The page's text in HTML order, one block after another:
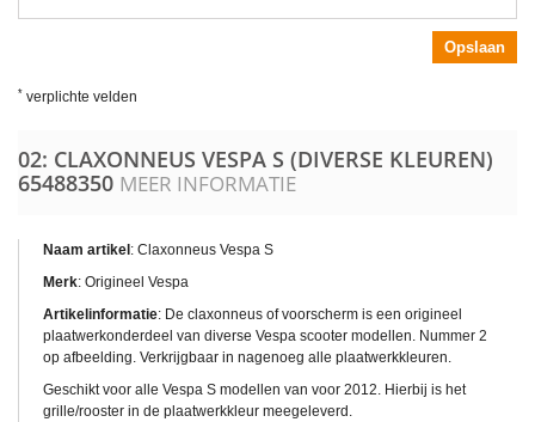
Opslaan
* verplichte velden
02: CLAXONNEUS VESPA S (DIVERSE KLEUREN)
65488350 MEER INFORMATIE
Naam artikel : Claxonneus Vespa S
Merk: Origineel Vespa
Artikelinformatie: De claxonneus of voorscherm is een origineel
plaatwerkonderdeel van diverse Vespa scooter modellen. Nummer 2
op afbeelding. Verkrijgbaar in nagenoeg alle plaatwerkkleuren.
Geschikt voor alle Vespa S modellen van voor 2012. Hierbij is het
grille/rooster in de plaatwerkkleur meegeleverd.